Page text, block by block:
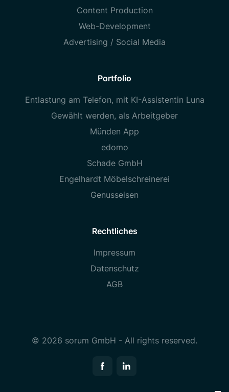
Content Production
Web-Development
Advertising / Social Media
Portfolio
Entlastung am Telefon, mit KI-Assistentin Luna
Gewählt werden, als Arbeitgeber
Münden App
edomo
Schade GmbH
Engelhardt Möbelschreinerei
Genusseisen
Rechtliches
Impressum
Datenschutz
AGB
© 2026 sorum GmbH - All rights reserved.